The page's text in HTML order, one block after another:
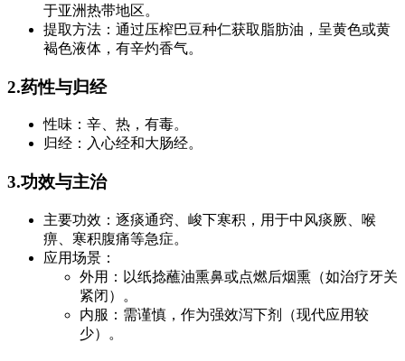
于亚洲热带地区。
提取方法：通过压榨巴豆种仁获取脂肪油，呈黄色或黄
褐色液体，有辛灼香气。
2.药性与归经
性味：辛、热，有毒。
归经：入心经和大肠经。
3.功效与主治
主要功效：逐痰通窍、峻下寒积，用于中风痰厥、喉
痹、寒积腹痛等急症。
应用场景：
外用：以纸捻蘸油熏鼻或点燃后烟熏（如治疗牙关
紧闭）。
内服：需谨慎，作为强效泻下剂（现代应用较
少）。